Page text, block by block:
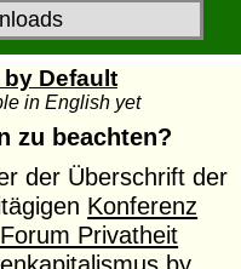
Default
in English yet
zu beachten?
der Überschrift der
Konferenz
Privatheit
by